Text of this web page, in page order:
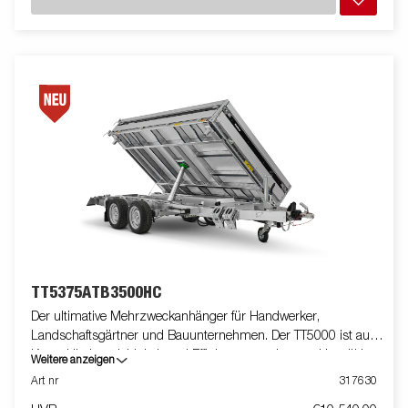
unübertroffene Stabilität. Seine Ladehöhe von 690 mm
externen Zurrpunkten, Pendelbordwand und LED-Leuchten
ausgestattet. Der Anhänger verfügt über einen Honeycomb
Boden, der sich aus seiner robusten Wabenkonstruktion ergibt
und maximale Tragfähigkeit sowie Langlebigkeit gewährleistet.
Damit ist er die perfekte Lösung für den Transport schwerer
Lasten und der perfekte Begleiter Ihrer Projekte. Passen Sie den
Anhänger mit Laubgitteraufsatz, Kastenaufsatz, einer Plane
oder weiterem Zubehör aus unserem umfangreichen Sortiment
an Ihre Bedürfnisse an. Die Abbildungen dienen nur zur
TT5375ATB3500HC
Der ultimative Mehrzweckanhänger für Handwerker,
Landschaftsgärtner und Bauunternehmen. Der TT5000 ist auf
Kapazität, Langlebigkeit und Effizienz ausgelegt und bewältigt
mühelos anspruchsvolle Lasten wie Kies, Bagger und
Weitere anzeigen
Art nr
317630